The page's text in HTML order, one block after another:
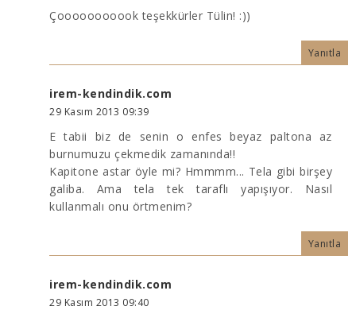
Çooooooooook teşekkürler Tülin! :))
Yanıtla
irem-kendindik.com
29 Kasım 2013 09:39
E tabii biz de senin o enfes beyaz paltona az
burnumuzu çekmedik zamanında!!
Kapitone astar öyle mi? Hmmmm... Tela gibi birşey
galiba. Ama tela tek taraflı yapışıyor. Nasıl
kullanmalı onu örtmenim?
Yanıtla
irem-kendindik.com
29 Kasım 2013 09:40